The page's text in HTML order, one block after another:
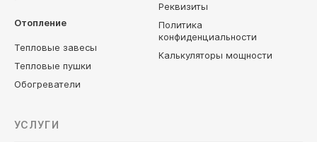
Отопление
Тепловые завесы
Тепловые пушки
Обогреватели
Реквизиты
Политика
конфиденциальности
Калькуляторы мощности
УСЛУГИ